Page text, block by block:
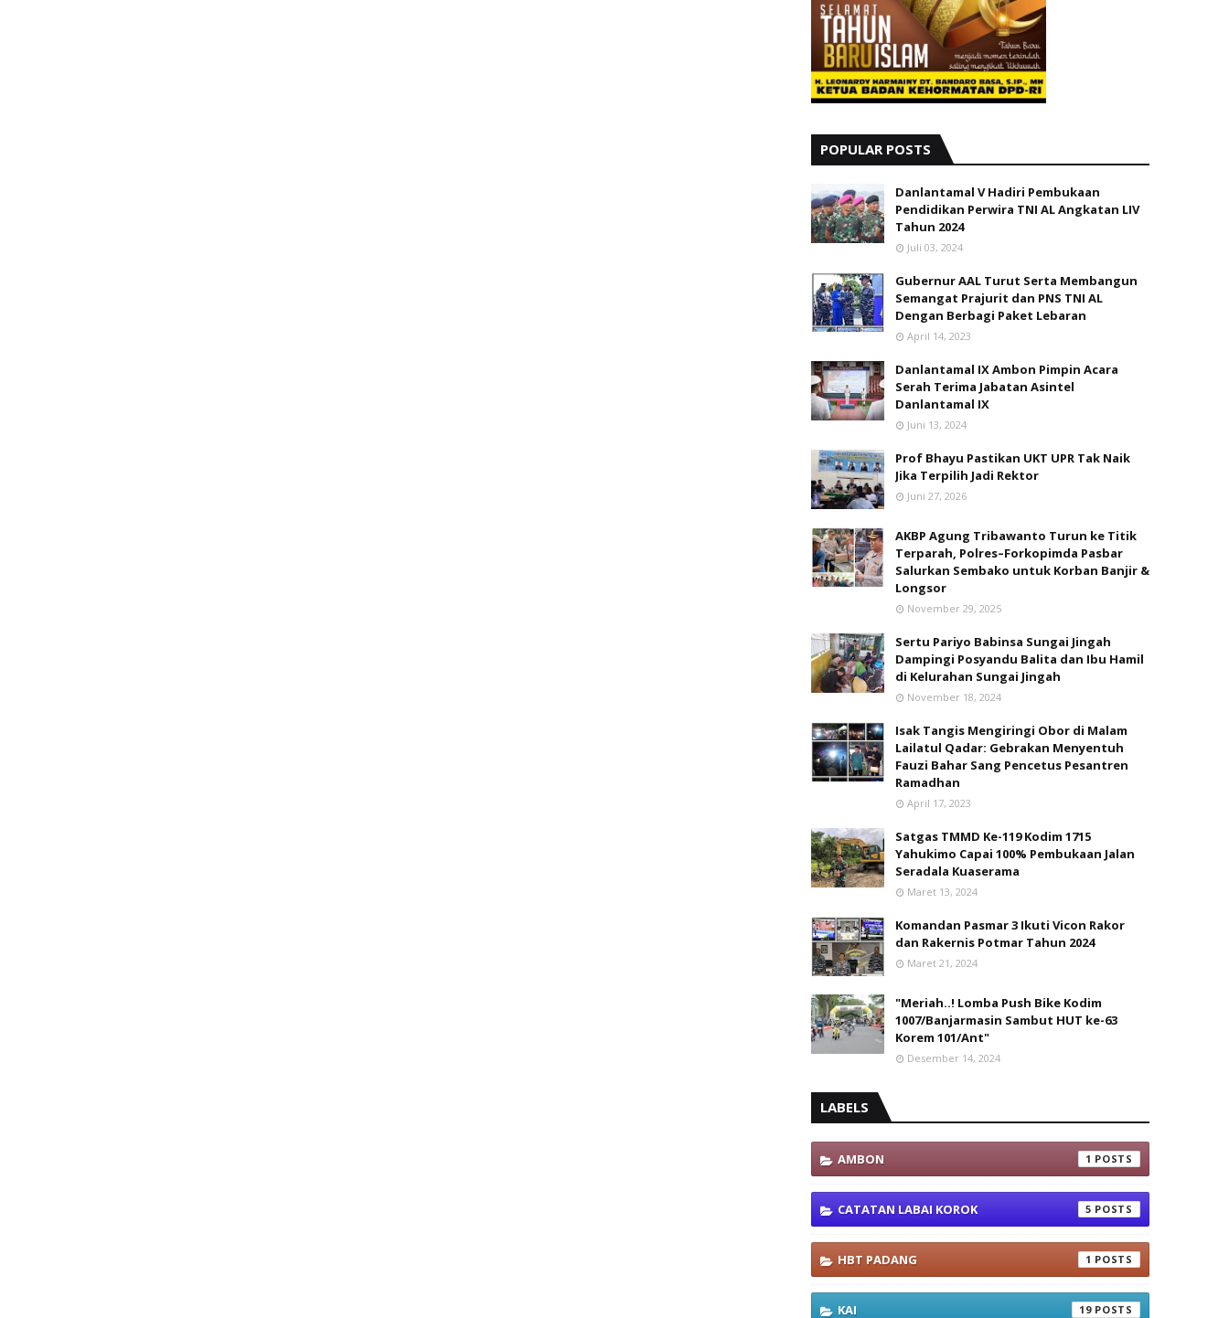
POPULAR POSTS
Danlantamal V Hadiri Pembukaan
Pendidikan Perwira TNI AL Angkatan LIV
Tahun 2024
Juli 03, 2024
Gubernur AAL Turut Serta Membangun
Semangat Prajurit dan PNS TNI AL
Dengan Berbagi Paket Lebaran
April 14, 2023
Danlantamal IX Ambon Pimpin Acara
Serah Terima Jabatan Asintel
Danlantamal IX
Juni 13, 2024
Prof Bhayu Pastikan UKT UPR Tak Naik
Jika Terpilih Jadi Rektor
Juni 27, 2026
AKBP Agung Tribawanto Turun ke Titik
Terparah, Polres–Forkopimda Pasbar
Salurkan Sembako untuk Korban Banjir &
Longsor
November 29, 2025
Sertu Pariyo Babinsa Sungai Jingah
Dampingi Posyandu Balita dan Ibu Hamil
di Kelurahan Sungai Jingah
November 18, 2024
Isak Tangis Mengiringi Obor di Malam
Lailatul Qadar: Gebrakan Menyentuh
Fauzi Bahar Sang Pencetus Pesantren
Ramadhan
April 17, 2023
Satgas TMMD Ke-119 Kodim 1715
Yahukimo Capai 100% Pembukaan Jalan
Seradala Kuaserama
Maret 13, 2024
Komandan Pasmar 3 Ikuti Vicon Rakor
dan Rakernis Potmar Tahun 2024
Maret 21, 2024
"Meriah..! Lomba Push Bike Kodim
1007/Banjarmasin Sambut HUT ke-63
Korem 101/Ant"
Desember 14, 2024
LABELS
AMBON 1
CATATAN LABAI KOROK 5
HBT PADANG 1
KAI 19